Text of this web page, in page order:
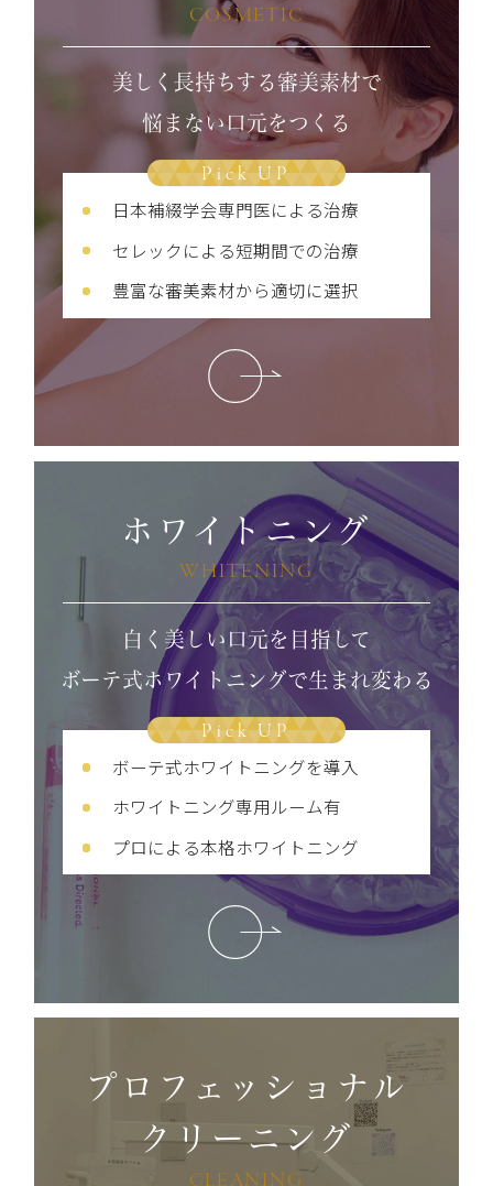
COSMETIC
美しく長持ちする審美素材で
悩まない口元をつくる
Pick UP
日本補綴学会専門医による治療
セレックによる短期間での治療
豊富な審美素材から適切に選択
ホワイトニング
WHITENING
白く美しい口元を目指して
ボーテ式ホワイトニングで生まれ変わる
Pick UP
ボーテ式ホワイトニングを導入
ホワイトニング専用ルーム有
プロによる本格ホワイトニング
プロフェッショナル
クリーニング
CLEANING